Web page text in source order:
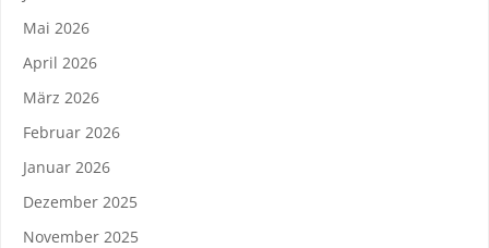
Mai 2026
April 2026
März 2026
Februar 2026
Januar 2026
Dezember 2025
November 2025